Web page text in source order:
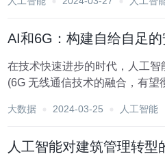
新的自动化和个性化水平。
AI和6G：构建自给自足
在技术快速进步的时代，人工
(6G 无线通信技术的融合，有望
迟连接的需求不断增加，自我
大数据 2024-03-25 人工智能
人工智能对建筑管理转型